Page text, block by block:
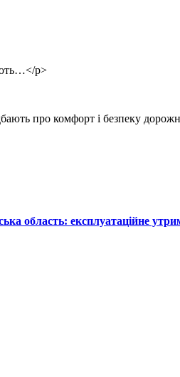
p>
про комфорт і безпеку
область: експлуатаційне